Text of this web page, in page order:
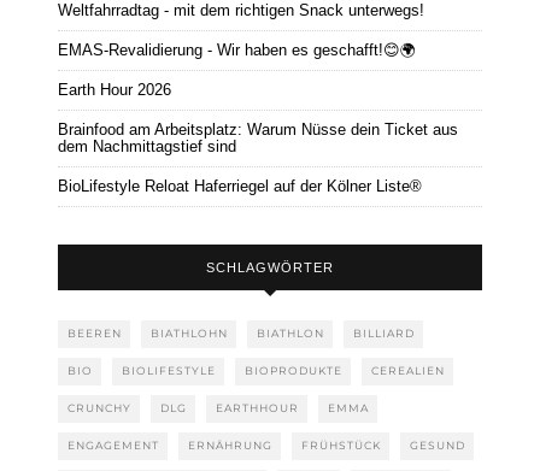
Weltfahrradtag - mit dem richtigen Snack unterwegs!
EMAS-Revalidierung - Wir haben es geschafft!😊🌍
Earth Hour 2026
Brainfood am Arbeitsplatz: Warum Nüsse dein Ticket aus
dem Nachmittagstief sind
BioLifestyle Reloat Haferriegel auf der Kölner Liste®
SCHLAGWÖRTER
BEEREN BIATHLOHN BIATHLON BILLIARD
BIO BIOLIFESTYLE BIOPRODUKTE CEREALIEN
CRUNCHY DLG EARTHHOUR EMMA
ENGAGEMENT ERNÄHRUNG FRÜHSTÜCK GESUND